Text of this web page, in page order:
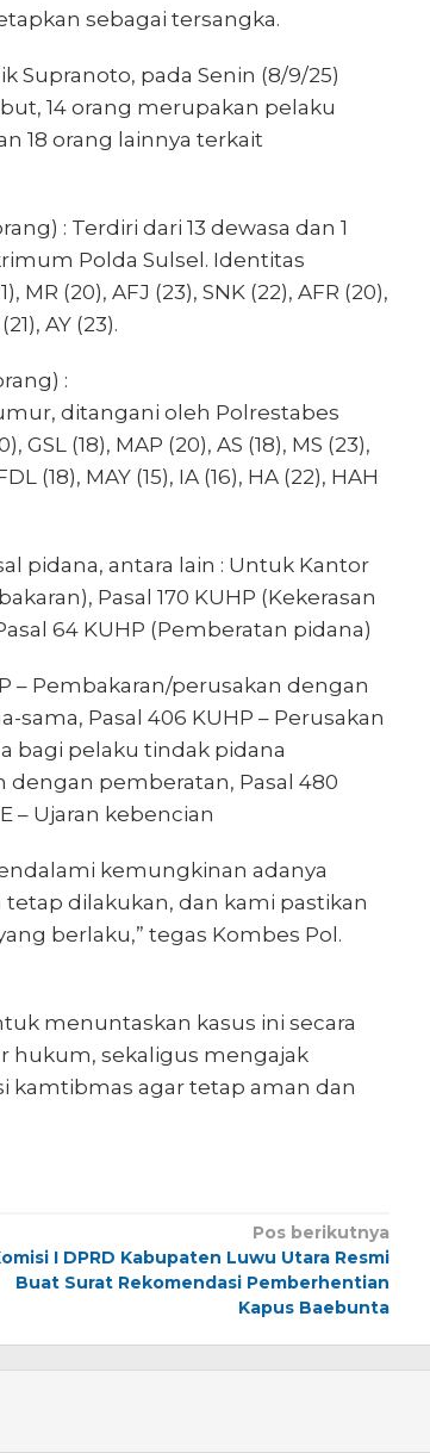
sebagai tersangka.
Supranoto, pada Senin (8/9/25)
14 orang merupakan pelaku
18 orang lainnya terkait
: Terdiri dari 13 dewasa dan 1
Polda Sulsel. Identitas
MR (20), AFJ (23), SNK (22), AFR (20),
AY (23).
:
ditangani oleh Polrestabes
(18), MAP (20), AS (18), MS (23),
(18), MAY (15), IA (16), HA (22), HAH
pidana, antara lain : Untuk Kantor
Pasal 170 KUHP (Kekerasan
64 KUHP (Pemberatan pidana)
– Pembakaran/perusakan dengan
sama, Pasal 406 KUHP – Perusakan
bagi pelaku tindak pidana
dengan pemberatan, Pasal 480
– Ujaran kebencian
kemungkinan adanya
dilakukan, dan kami pastikan
berlaku,” tegas Kombes Pol.
menuntaskan kasus ini secara
hukum, sekaligus mengajak
kamtibmas agar tetap aman dan
Pos berikutnya
I DPRD Kabupaten Luwu Utara Resmi
Buat Surat Rekomendasi Pemberhentian
Kapus Baebunta